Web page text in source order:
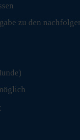
zu den